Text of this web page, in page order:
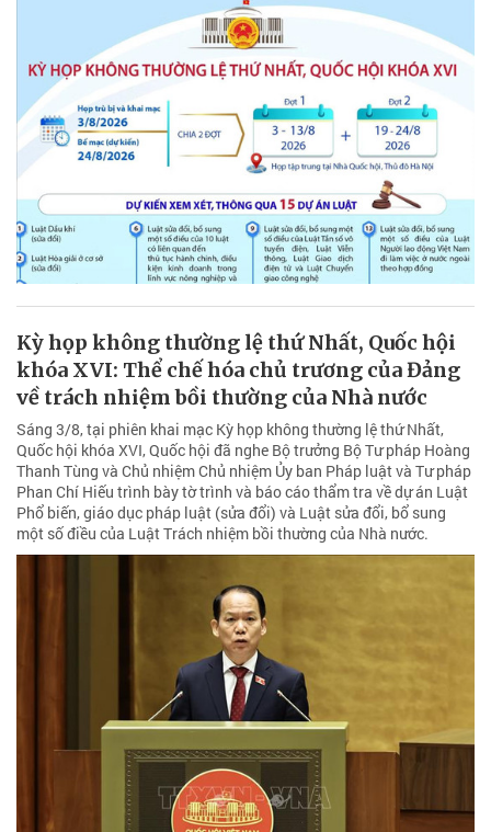
Kỳ họp không thường lệ thứ Nhất, Quốc hội
khóa XVI: Thể chế hóa chủ trương của Đảng
về trách nhiệm bồi thường của Nhà nước
Sáng 3/8, tại phiên khai mạc Kỳ họp không thường lệ thứ Nhất,
Quốc hội khóa XVI, Quốc hội đã nghe Bộ trưởng Bộ Tư pháp Hoàng
Thanh Tùng và Chủ nhiệm Chủ nhiệm Ủy ban Pháp luật và Tư pháp
Phan Chí Hiếu trình bày tờ trình và báo cáo thẩm tra về dự án Luật
Phổ biến, giáo dục pháp luật (sửa đổi) và Luật sửa đổi, bổ sung
một số điều của Luật Trách nhiệm bồi thường của Nhà nước.